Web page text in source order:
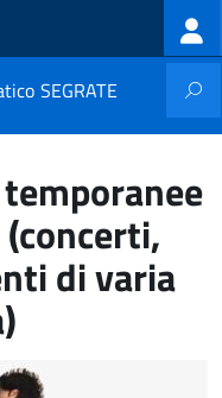
SEGRATE
di varia